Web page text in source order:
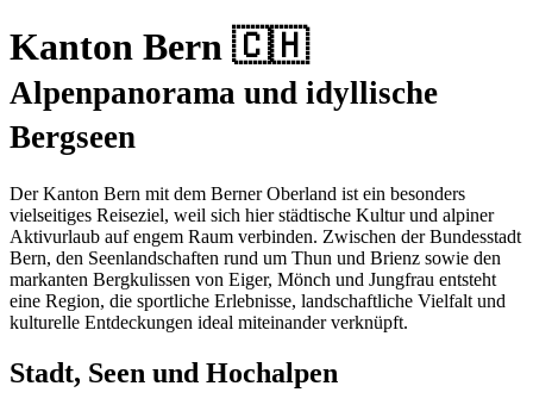
Kanton Bern 🇨🇭
Alpenpanorama und idyllische
Bergseen
Der Kanton Bern mit dem Berner Oberland ist ein besonders
vielseitiges Reiseziel, weil sich hier städtische Kultur und alpiner
Aktivurlaub auf engem Raum verbinden. Zwischen der Bundesstadt
Bern, den Seenlandschaften rund um Thun und Brienz sowie den
markanten Bergkulissen von Eiger, Mönch und Jungfrau entsteht
eine Region, die sportliche Erlebnisse, landschaftliche Vielfalt und
kulturelle Entdeckungen ideal miteinander verknüpft.
Stadt, Seen und Hochalpen